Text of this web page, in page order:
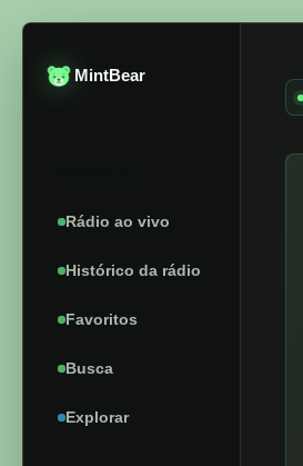
MintBear
Rádio ao vivo
Histórico da rádio
Favoritos
Busca
Explorar